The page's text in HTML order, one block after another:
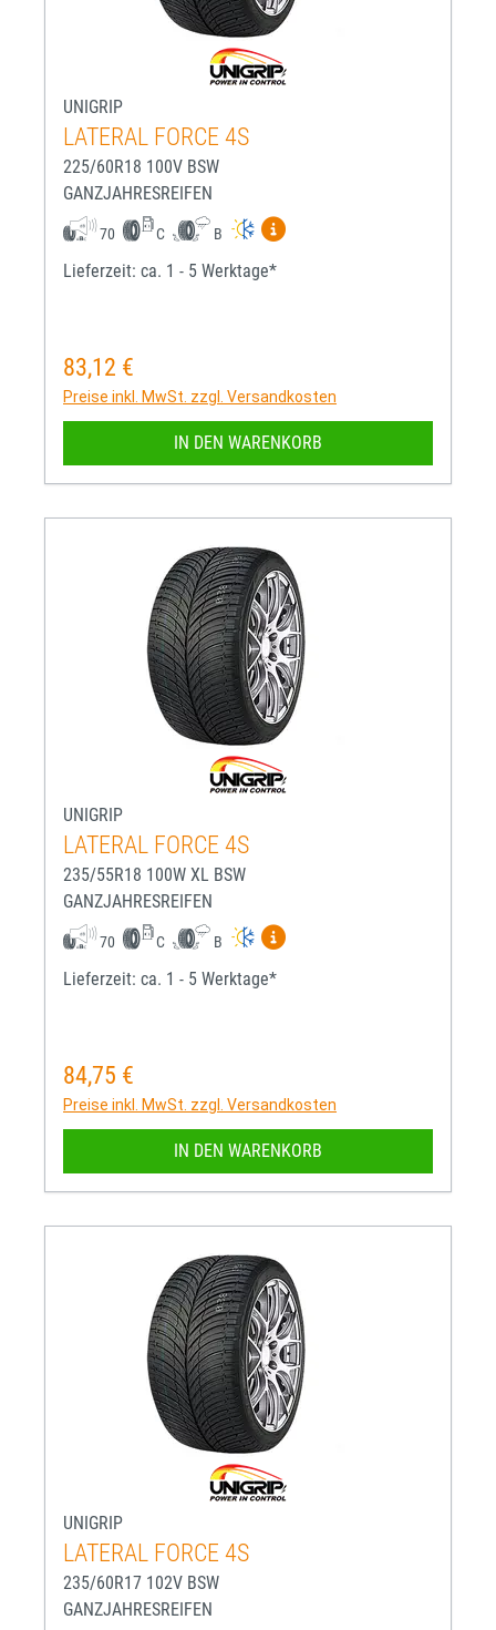
UNIGRIP
LATERAL FORCE 4S
225/60R18 100V BSW
GANZJAHRESREIFEN
70 C B
Mehr Informationen zum
Lieferzeit: ca. 1 - 5 Werktage*
Regulärer Preis:
83,12 €
Preise inkl. MwSt. zzgl. Versandkosten
IN DEN WARENKORB
UNIGRIP
LATERAL FORCE 4S
235/55R18 100W XL BSW
GANZJAHRESREIFEN
70 C B
Mehr Informationen zum
Lieferzeit: ca. 1 - 5 Werktage*
Regulärer Preis:
84,75 €
Preise inkl. MwSt. zzgl. Versandkosten
IN DEN WARENKORB
UNIGRIP
LATERAL FORCE 4S
235/60R17 102V BSW
GANZJAHRESREIFEN